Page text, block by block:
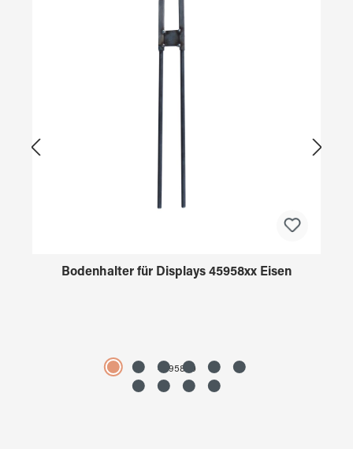
Bodenhalter für Displays 45958xx Eisen
4595890